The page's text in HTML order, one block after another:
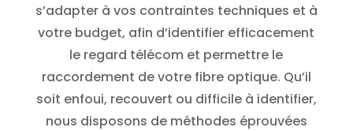
s’adapter à vos contraintes techniques et à
votre budget, afin d’identifier efficacement
le regard télécom et permettre le
raccordement de votre fibre optique. Qu’il
soit enfoui, recouvert ou difficile à identifier,
nous disposons de méthodes éprouvées